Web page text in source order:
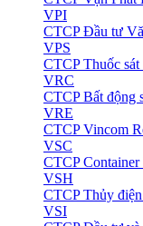
VPI
CTCP Đầu tư
VPS
CTCP Thuốc
VRC
CTCP Bất động
VRE
CTCP Vincom
VSC
CTCP
VSH
CTCP Thủy
VSI